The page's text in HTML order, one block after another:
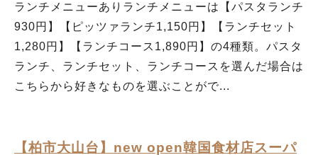
ランチメニューありランチメニューは【パスタランチ
930円】【ピッツァランチ1,150円】【ランチセット
1,280円】【ランチコース1,890円】の4種類。パスタ
ランチ、ランチセット、ランチコースを選んだ場合は
こちらから好きなものを選ぶことがで...
【柏市大山台】new open韓国食材店スーパ